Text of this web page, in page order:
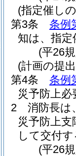
(指定催し
第3条
条例
知は、指
(平26
(計画の提
第4条
条例
災予防上
2
消防長は
災予防上
して交付
(平26